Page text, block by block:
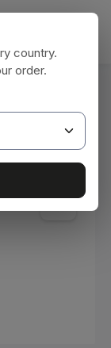
country.
order.